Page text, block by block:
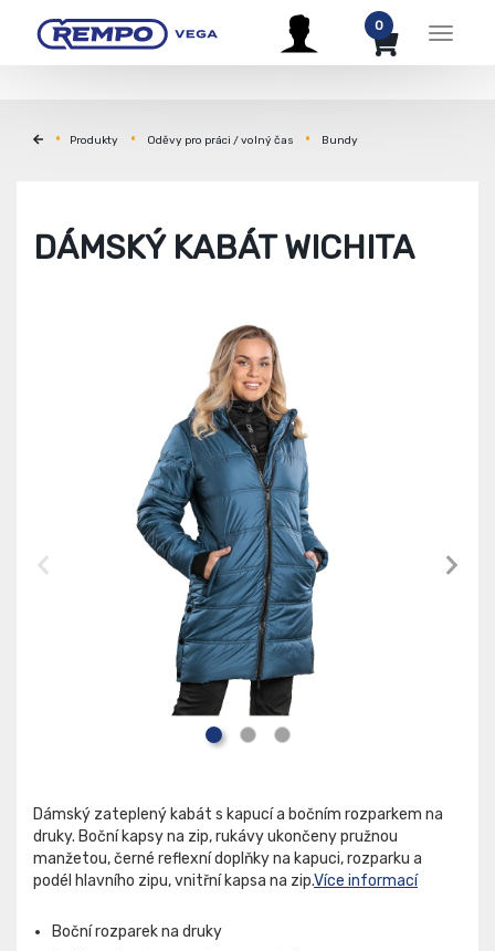
Menu
0
Produkty Oděvy pro práci / volný čas Bundy
DÁMSKÝ KABÁT WICHITA
Dámský zateplený kabát s kapucí a bočním rozparkem na
druky. Boční kapsy na zip, rukávy ukončeny pružnou
manžetou, černé reflexní doplňky na kapuci, rozparku a
podél hlavního zipu, vnitřní kapsa na zip.Více informací
Boční rozparek na druky